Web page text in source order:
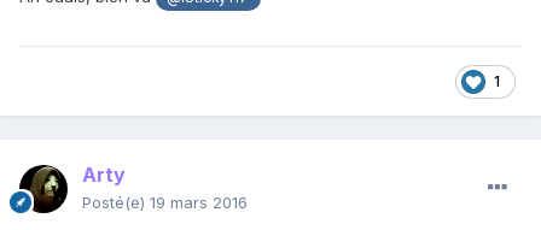
1
Arty
Posté(e) 19 mars 2016